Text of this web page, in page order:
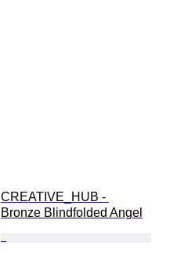
CREATIVE_HUB -
Bronze Blindfolded Angel